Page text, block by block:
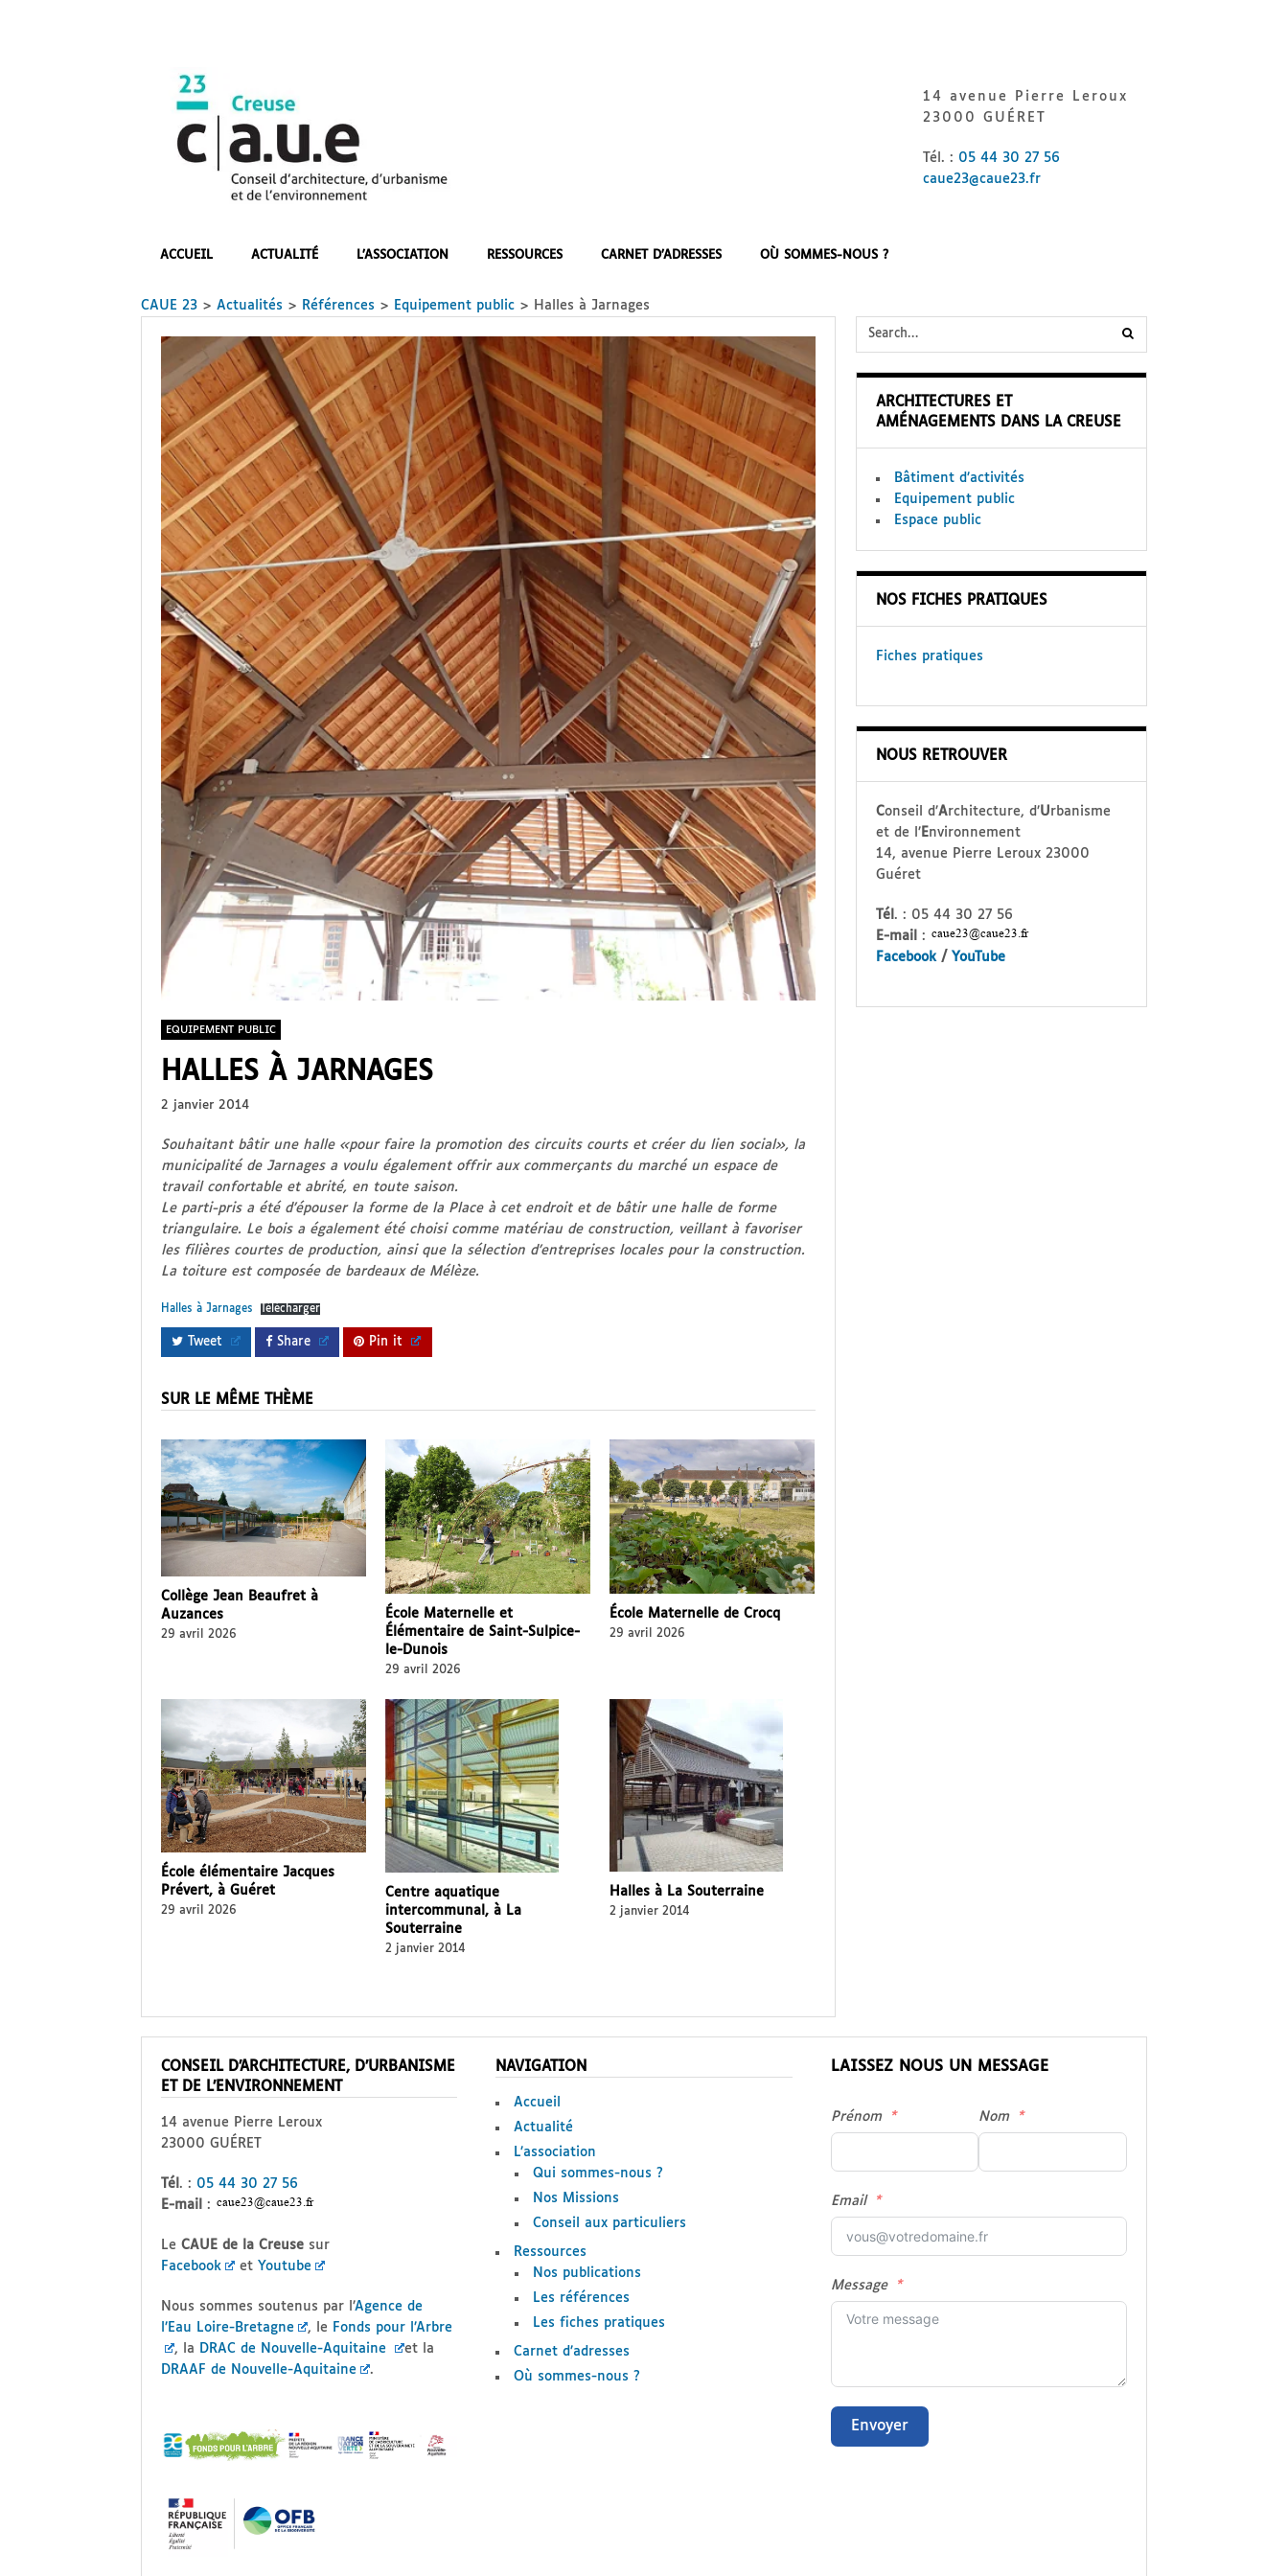
CAUE
23
14 avenue Pierre Leroux
23000 GUÉRET
Tél. : 05 44 30 27 56
caue23@caue23.fr
ACCUEIL ACTUALITÉ L’ASSOCIATION RESSOURCES CARNET D’ADRESSES OÙ SOMMES-NOUS ?
CAUE 23 > Actualités > Références > Equipement public > Halles à Jarnages
EQUIPEMENT PUBLIC
HALLES À JARNAGES
2 janvier 2014
Souhaitant bâtir une halle «pour faire la promotion des circuits courts et créer du lien social», la
municipalité de Jarnages a voulu également offrir aux commerçants du marché un espace de
travail confortable et abrité, en toute saison.
Le parti-pris a été d’épouser la forme de la Place à cet endroit et de bâtir une halle de forme
triangulaire. Le bois a également été choisi comme matériau de construction, veillant à favoriser
les filières courtes de production, ainsi que la sélection d’entreprises locales pour la construction.
La toiture est composée de bardeaux de Mélèze.
Halles à Jarnages Télécharger
Tweet Share Pin it
SUR LE MÊME THÈME
Collège Jean Beaufret à
Auzances
29 avril 2026
École Maternelle et
Élémentaire de Saint-Sulpice-
le-Dunois
29 avril 2026
École Maternelle de Crocq
29 avril 2026
École élémentaire Jacques
Prévert, à Guéret
29 avril 2026
Centre aquatique
intercommunal, à La
Souterraine
2 janvier 2014
Halles à La Souterraine
2 janvier 2014
search
ARCHITECTURES ET
AMÉNAGEMENTS DANS LA CREUSE
Bâtiment d’activités
Equipement public
Espace public
NOS FICHES PRATIQUES
Fiches pratiques
NOUS RETROUVER
Conseil d’Architecture, d’Urbanisme
et de l’Environnement
14, avenue Pierre Leroux 23000
Guéret
Tél . : 05 44 30 27 56
E-mail
:
Facebook/ YouTube
CONSEIL D’ARCHITECTURE, D’URBANISME
ET DE L’ENVIRONNEMENT
14 avenue Pierre Leroux
23000 GUÉRET
Tél . : 05 44 30 27 56
E-mail
:
Le CAUE de la Creuse sur
Facebook
etYoutube
Nous sommes soutenus par l’Agence de
l’Eau Loire-Bretagne
, le
Fonds pour l’Arbre
, la
DRAC de Nouvelle-Aquitaine
et la
DRAAF de Nouvelle-Aquitaine
.
NAVIGATION
Accueil
Actualité
L’association
Qui sommes-nous ?
Nos Missions
Conseil aux particuliers
Ressources
Nos publications
Les références
Les fiches pratiques
Carnet d’adresses
Où sommes-nous ?
LAISSEZ NOUS UN MESSAGE
Prénom Nom
Email
Message
Envoyer